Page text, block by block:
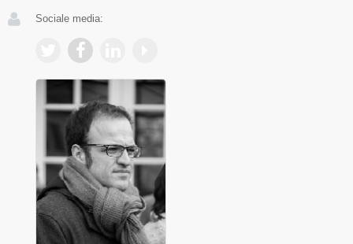
Sociale media: